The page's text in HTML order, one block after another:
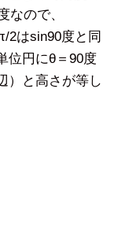
なので、
2はsin90度と同
位円にθ＝90度
）と高さが等し